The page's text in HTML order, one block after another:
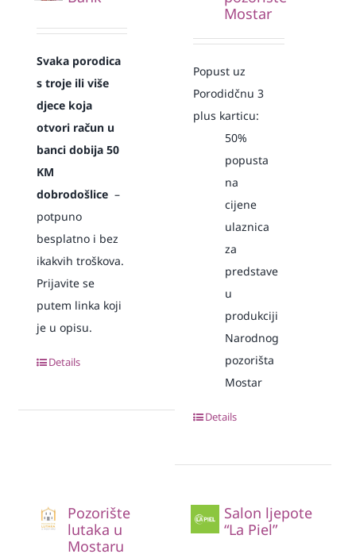
Svaka porodica
s troje ili više
djece koja
otvori račun u
banci dobija 50
KM
dobrodošlice–
potpuno
besplatno i bez
ikakvih troškova.
Prijavite se
putem linka koji
je u opisu.
Details
Mostar
Popust uz
Porodidčnu 3
plus karticu:
50%
popusta
na
cijene
ulaznica
za
predstave
u
produkciji
Narodnog
pozorišta
Mostar
Details
Pozorište
lutaka u
Mostaru
Salon ljepote
“La Piel”